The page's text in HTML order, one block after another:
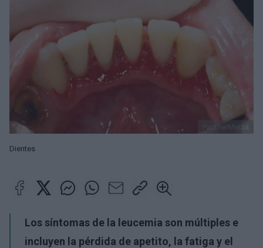
PantherMedia
Dientes
Los síntomas de la leucemia son múltiples e
incluyen la pérdida de apetito, la fatiga y el